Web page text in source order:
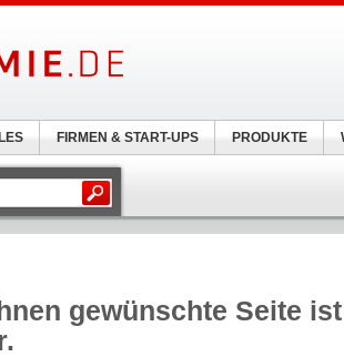
gewünschte Seite
FIRMEN & START-UPS PRODUKTE